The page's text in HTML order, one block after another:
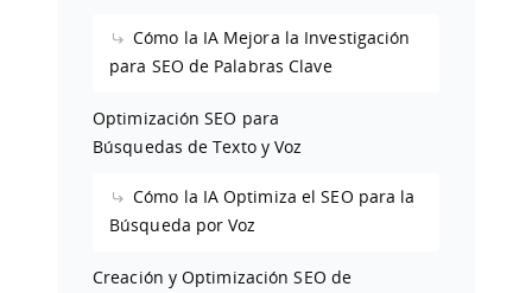
Cómo la IA Mejora la Investigación
para SEO de Palabras Clave
Optimización SEO para
Búsquedas de Texto y Voz
Cómo la IA Optimiza el SEO para la
Búsqueda por Voz
Creación y Optimización SEO de